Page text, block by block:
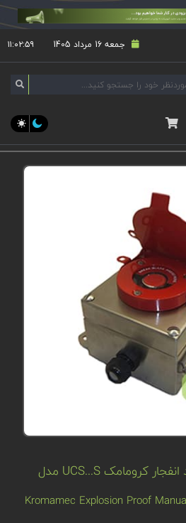
جمعه 16 مرداد 1405 ۱۱:۰۲:۵۹
شستی اعلام حریق ضد انفجار کرومامک UCS...S مدل
Kromamec Explosion Proof